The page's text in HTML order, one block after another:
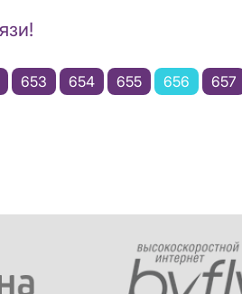
Page
653 Page
654 Page
655
Текущая
656 Page
657